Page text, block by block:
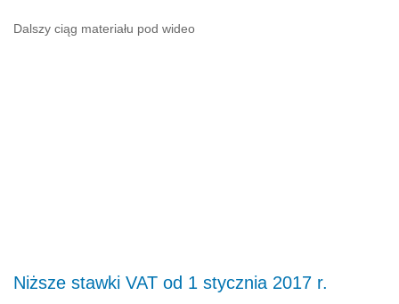
Dalszy ciąg materiału pod wideo
Niższe stawki VAT od 1 stycznia 2017 r.